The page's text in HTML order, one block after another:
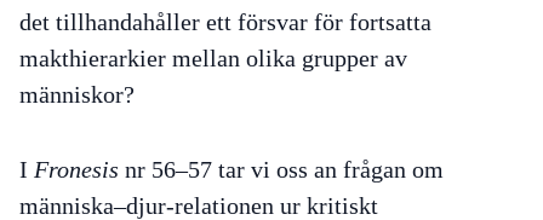
det tillhandahåller ett försvar för fortsatta
makthierarkier mellan olika grupper av
människor?
I Fronesis nr 56–57 tar vi oss an frågan om
människa–djur-relationen ur kritiskt